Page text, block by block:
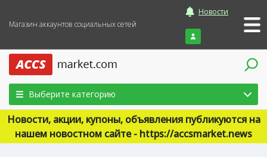
Магазин аккаунтов социальных сетей
Новости
Войти
Выберите категорию
Новости, акции, купоны, объявления публикуются на
нашем новостном сайте - https://accsmarket.news